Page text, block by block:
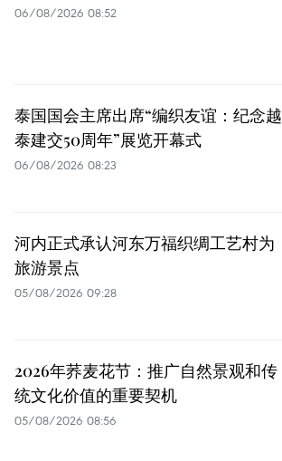
06/08/2026 08:52
泰国国会主席出席“编织友谊：纪念越
泰建交50周年”展览开幕式
06/08/2026 08:23
河内正式承认河东万福织绸工艺村为
旅游景点
05/08/2026 09:28
2026年荞麦花节：推广自然景观和传
统文化价值的重要契机
05/08/2026 08:56